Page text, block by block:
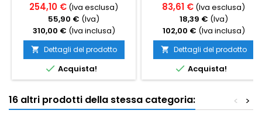
254,10 € (Iva esclusa)
55,90 € (Iva)
310,00 € (Iva inclusa)
 Dettagli del prodotto
 Acquista!
83,61 € (Iva esclusa)
18,39 € (Iva)
102,00 € (Iva inclusa)
 Dettagli del prodotto
 Acquista!
16 altri prodotti della stessa categoria: >
<